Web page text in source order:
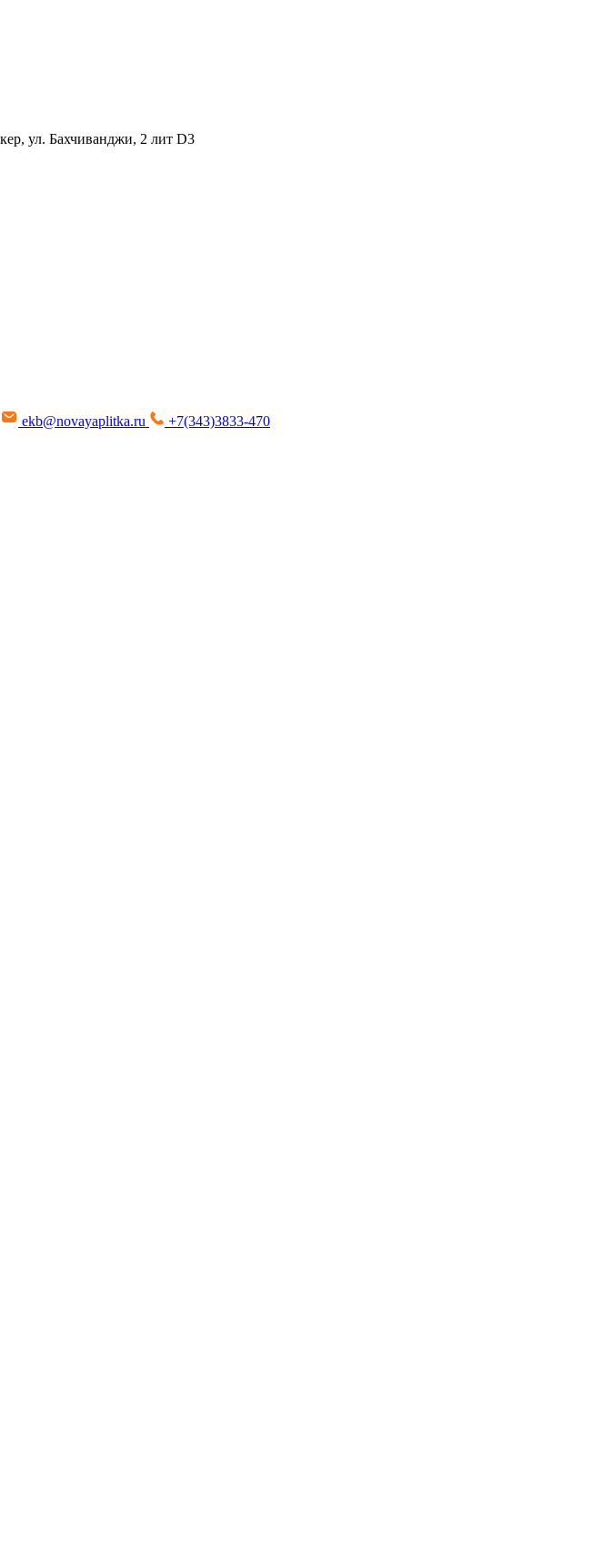
ул. Бахчиванджи, 2 лит D3
ekb@novayaplitka.ru
+7(343)3833-470